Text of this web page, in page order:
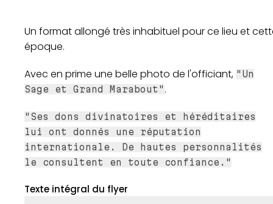
Un format allongé très inhabituel pour ce lieu et
époque.
Avec en prime une belle photo de l'officiant, "Un
Sage et Grand Marabout" .
"Ses dons divinatoires et héréditaires
lui ont donnés une réputation
internationale. De hautes personnalités
le consultent en toute confiance."
Texte intégral du flyer